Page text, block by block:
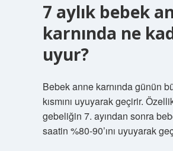
7 aylık bebek
karnında ne
uyur?
Bebek anne karnında günün
kısmını uyuyarak geçirir.
gebeliğin 7. ayından sonra
saatin %80-90’ını uyuyarak